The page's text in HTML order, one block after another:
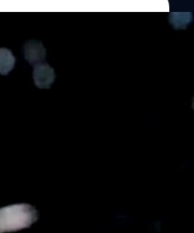
ำกลับมาสร้างอีกครั้งแล้วใน
ก็ไม่แน่ว่าจะมีสตรีมมิงสักเจ้า
นบท Michael Hirst เจ้าของ
ติศาสตร์ The Tudors และ
จากทีม Groundswell
(2008) ถึงแม้ว่าปีนี้ลิขสิทธิ์